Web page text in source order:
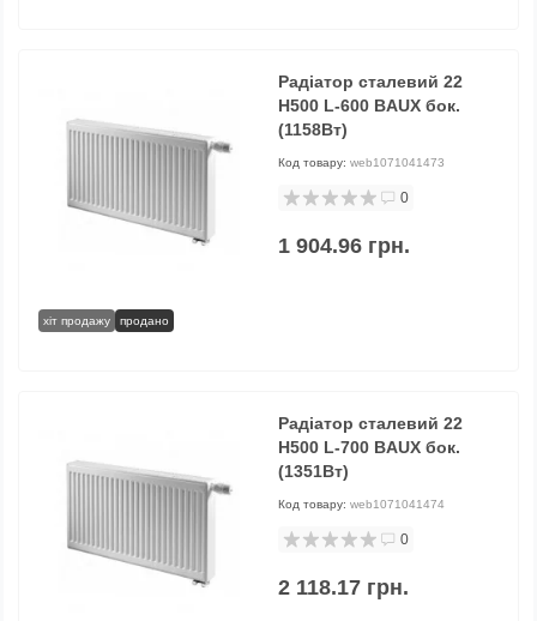
хіт продажу продано
Радіатор сталевий 22
H500 L-600 BAUX бок.
(1158Вт)
Код товару: web1071041473
0
1 904.96 грн.
Радіатор сталевий 22
H500 L-700 BAUX бок.
(1351Вт)
Код товару: web1071041474
0
2 118.17 грн.